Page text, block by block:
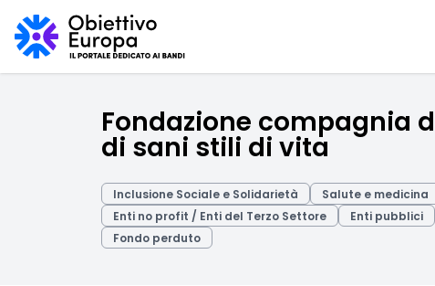
Fondazione compagnia
di sani stili di vita
Inclusione Sociale e Solidarietà Salute e medicina
Enti no profit / Enti del Terzo Settore
Enti pubblici
Fondo perduto